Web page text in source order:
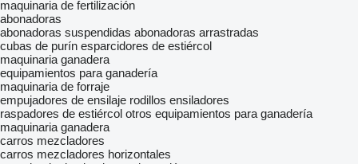
maquinaria de fertilización
abonadoras
abonadoras suspendidas abonadoras arrastradas
cubas de purín esparcidores de estiércol
maquinaria ganadera
equipamientos para ganadería
maquinaria de forraje
empujadores de ensilaje rodillos ensiladores
raspadores de estiércol otros equipamientos para ganadería
maquinaria ganadera
carros mezcladores
carros mezcladores horizontales